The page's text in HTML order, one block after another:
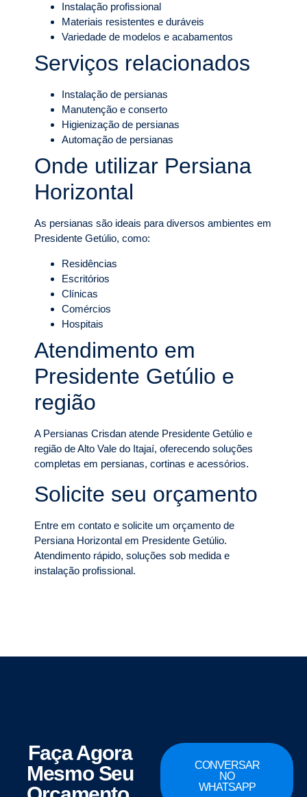
Instalação profissional
Materiais resistentes e duráveis
Variedade de modelos e acabamentos
Serviços relacionados
Instalação de persianas
Manutenção e conserto
Higienização de persianas
Automação de persianas
Onde utilizar Persiana
Horizontal
As persianas são ideais para diversos ambientes em
Presidente Getúlio, como:
Residências
Escritórios
Clínicas
Comércios
Hospitais
Atendimento em
Presidente Getúlio e
região
A Persianas Crisdan atende Presidente Getúlio e
região de Alto Vale do Itajaí, oferecendo soluções
completas em persianas, cortinas e acessórios.
Solicite seu orçamento
Entre em contato e solicite um orçamento de
Persiana Horizontal em Presidente Getúlio.
Atendimento rápido, soluções sob medida e
instalação profissional.
Faça Agora
Mesmo Seu
CONVERSAR
NO
WHATSAPP